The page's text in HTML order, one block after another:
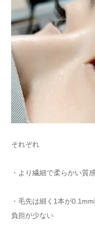
それぞれ
・より繊細で柔らかい質
・毛先は細く1本が
負担が少ない